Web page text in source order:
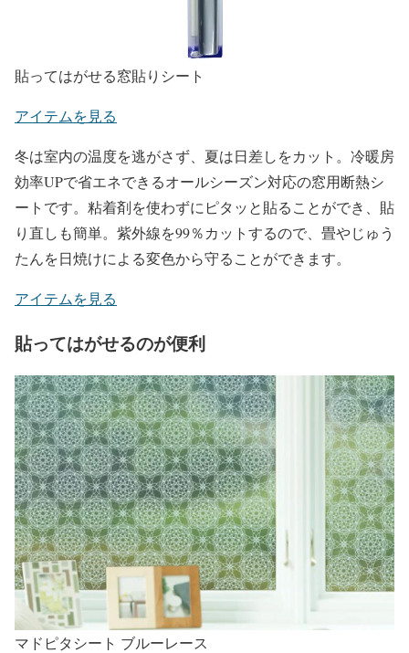
貼ってはがせる窓貼りシート
アイテムを見る
冬は室内の温度を逃がさず、夏は日差しをカット。冷暖房
効率UPで省エネできるオールシーズン対応の窓用断熱シ
ートです。粘着剤を使わずにピタッと貼ることができ、貼
り直しも簡単。紫外線を99％カットするので、畳やじゅう
たんを日焼けによる変色から守ることができます。
アイテムを見る
貼ってはがせるのが便利
マドピタシート ブルーレース